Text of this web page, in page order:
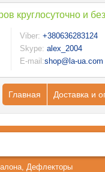
круглосуточно и
Viber: +380636283124
Skype: alex_2004
E-mail:shop@la-ua.com
Главная Доставка и
, Дефлекторы